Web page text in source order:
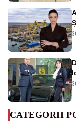
CATEGORII